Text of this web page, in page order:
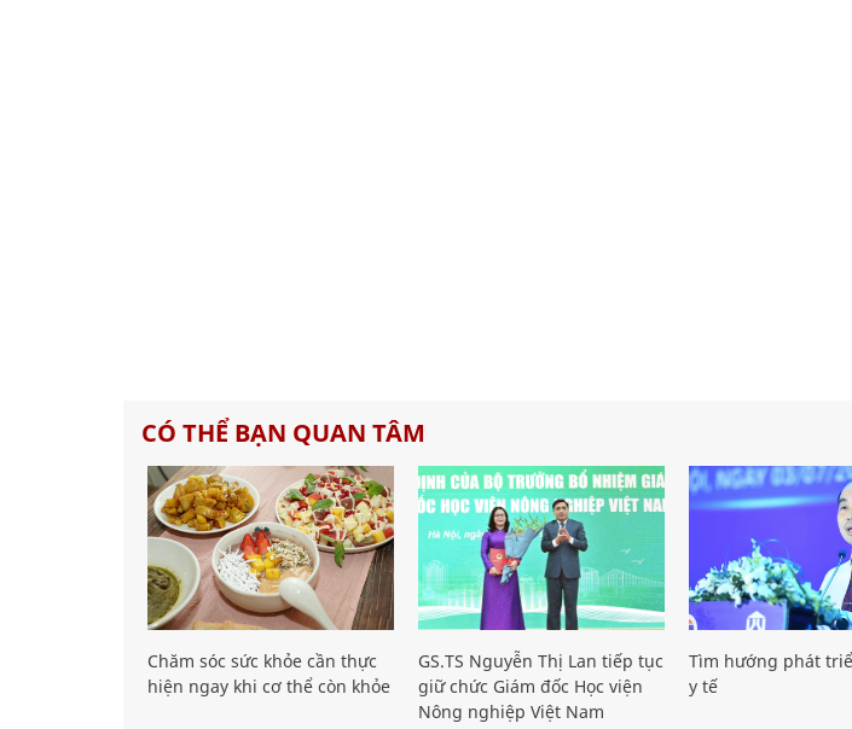
CÓ THỂ BẠN QUAN TÂM
Chăm sóc sức khỏe cần thực
hiện ngay khi cơ thể còn khỏe
GS.TS Nguyễn Thị Lan tiếp tục
giữ chức Giám đốc Học viện
Nông nghiệp Việt Nam
Tìm hướng phát
y tế